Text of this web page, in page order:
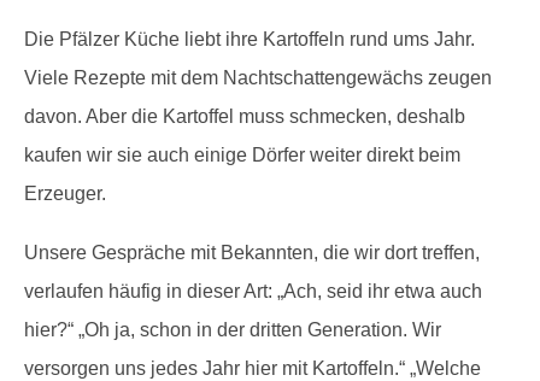
Die Pfälzer Küche liebt ihre Kartoffeln rund ums Jahr.
Viele Rezepte mit dem Nachtschattengewächs zeugen
davon. Aber die Kartoffel muss schmecken, deshalb
kaufen wir sie auch einige Dörfer weiter direkt beim
Erzeuger.
Unsere Gespräche mit Bekannten, die wir dort treffen,
verlaufen häufig in dieser Art: „Ach, seid ihr etwa auch
hier?“ „Oh ja, schon in der dritten Generation. Wir
versorgen uns jedes Jahr hier mit Kartoffeln.“ „Welche